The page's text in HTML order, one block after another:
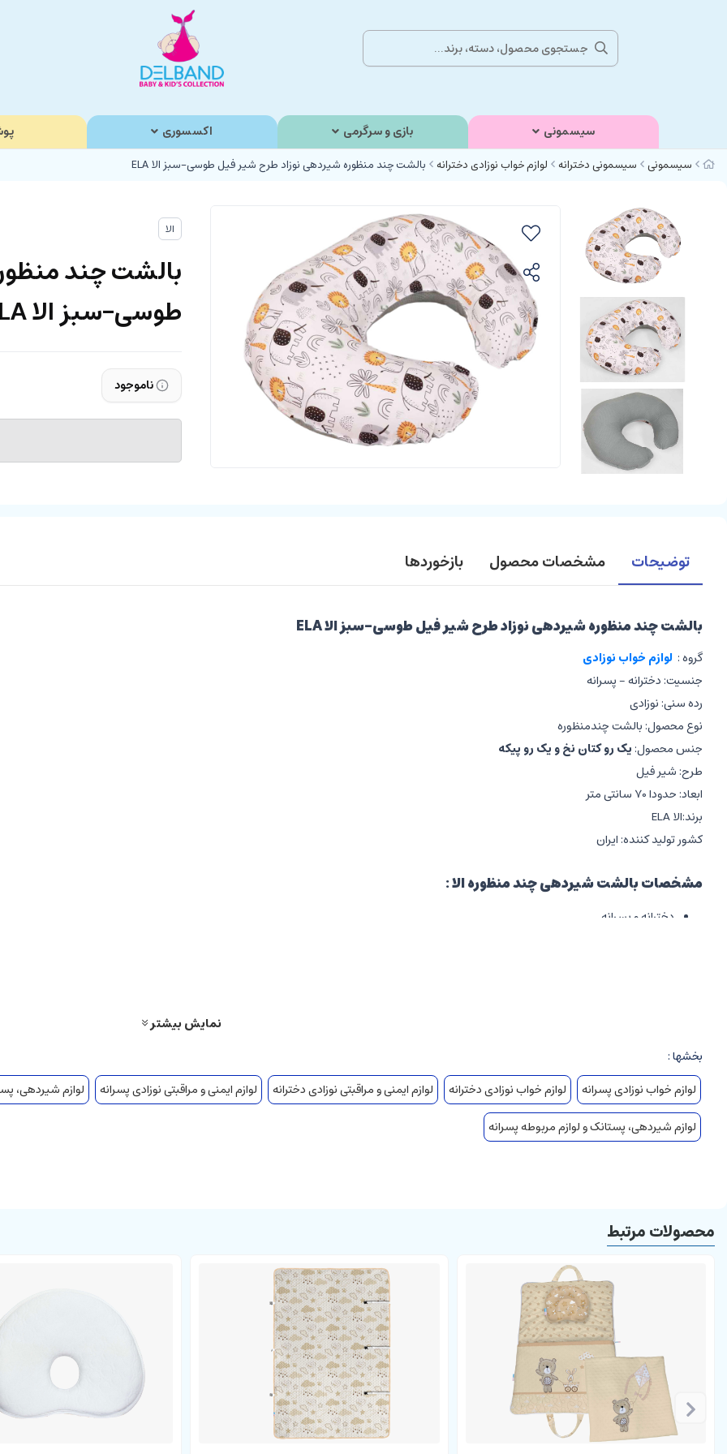
سیسمونی بازی و سرگرمی اکسسوری
سیسمونی سیسمونی دخترانه لوازم خواب نوزادی دخترانه بالشت چند منظوره شیردهی نوزاد طرح شیر فیل طوسی-سبز الا ELA
الا
بالشت چند
طوسی-سبز الا ELA
ناموجود
توضیحات مشخصات محصول بازخوردها
بالشت چند منظوره شیردهی نوزاد طرح شیر فیل طوسی-سبز الا ELA
گروه : لوازم خواب نوزادی
جنسیت: دخترانه - پسرانه
رده سنی: نوزادی
نوع محصول: بالشت چندمنظوره
جنس محصول: یک رو کتان نخ و یک رو پیکه
طرح: شیر فیل
ابعاد: حدودا 70 سانتی متر
برند:الا ELA
کشور تولید کننده: ایران
مشخصات بالشت شیردهی چند منظوره الا :
دخترانه و پسرانه
مناسب استفاده مادران برای زمان شیردهی
مناسب استفاده دلبندان زمان نشستن
مناسب استفاده دلبندان هنگام دمر خوابیدن
دارای جنس مناسب برای پوست کودک
قابل شست و شو در دمای 30 درجه
دارای بسته بندی مشمایی زیپ دار
مزایای استفاده از بالشتچند منظوره :
فراهم آوردن شرایط مناسب برای نوزاد زمان نشستن
وسیله ای مناسب جهت نشستن دلبند
فراهم کردن شرایط ایمن و ایده آل برای کودک و مادر
نمایش بیشتر
بخشها :
لوازم خواب نوزادی پسرانه
لوازم خواب نوزادی دخترانه لوازم ایمنی و مراقبتی نوزادی دخترانه لوازم ایمنی و مراقبتی نوزادی پسرانه
لوازم شیردهی،
لوازم شیردهی، پستانک و لوازم مربوطه پسرانه
محصولات مرتبط